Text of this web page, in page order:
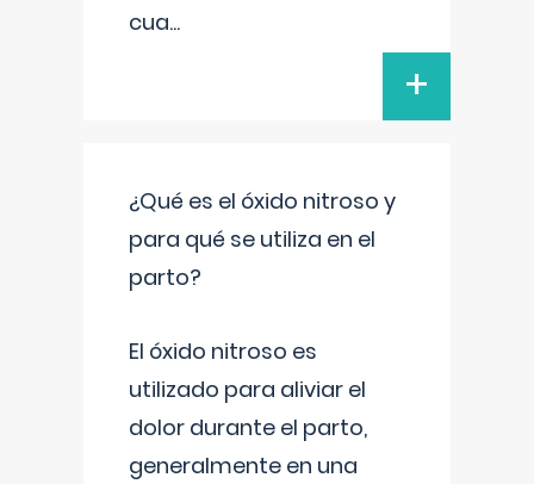
cua...
+
¿Qué es el óxido nitroso y
para qué se utiliza en el
parto?
El óxido nitroso es
utilizado para aliviar el
dolor durante el parto,
generalmente en una